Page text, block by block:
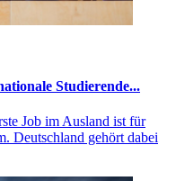
Studierende...
Job im Ausland ist für
Deutschland gehört dabei